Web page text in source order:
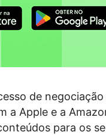
de
a Apple e a
para os